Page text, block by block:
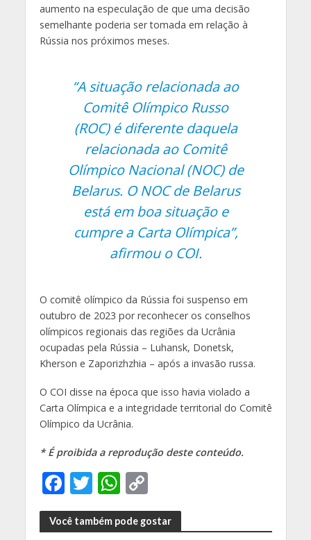
aumento na especulação de que uma decisão
semelhante poderia ser tomada em relação à
Rússia nos próximos meses.
“A situação relacionada ao
Comitê Olímpico Russo
(ROC) é diferente daquela
relacionada ao Comitê
Olímpico Nacional (NOC) de
Belarus. O NOC de Belarus
está em boa situação e
cumpre a Carta Olímpica”,
afirmou o COI.
O comitê olímpico da Rússia foi suspenso em
outubro de 2023 por reconhecer os conselhos
olímpicos regionais das regiões da Ucrânia
ocupadas pela Rússia – Luhansk, Donetsk,
Kherson e Zaporizhzhia – após a invasão russa.
O COI disse na época que isso havia violado a
Carta Olímpica e a integridade territorial do Comitê
Olímpico da Ucrânia.
* É proibida a reprodução deste conteúdo.
F
ac
e
T
w
itt
W
h
at
C
o
p
Você também pode gostar